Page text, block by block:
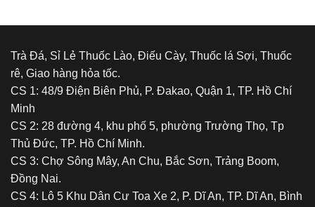
Trà Đá, Sỉ Lẻ Thuốc Lào, Điếu Cày, Thuốc lá Sợi, Thuốc
rê, Giao hàng hỏa tốc.
CS 1: 48/9 Điện Biên Phủ, P. Đakao, Quận 1, TP. Hồ Chí
Minh
CS 2: 28 đường 4, khu phố 5, phường Trường Thọ, Tp
Thủ Đức, TP. Hồ Chí Minh.
CS 3: Chợ Sông Mây, An Chu, Bắc Sơn, Trảng Boom,
Đồng Nai.
CS 4: Lô 5 Khu Dân Cư Toa Xe 2, P. Dĩ An, TP. Dĩ An, Bình